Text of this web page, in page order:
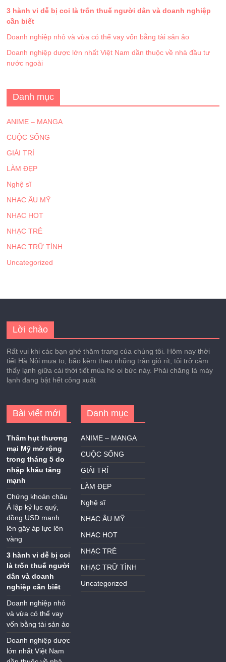
3 hành vi dễ bị coi là trốn thuế người dân và doanh nghiệp
cần biết
Doanh nghiệp nhỏ và vừa có thể vay vốn bằng tài sản ảo
Doanh nghiệp dược lớn nhất Việt Nam dần thuộc về nhà đầu tư
nước ngoài
Danh mục
ANIME – MANGA
CUỘC SỐNG
GIẢI TRÍ
LÀM ĐẸP
Nghệ sĩ
NHẠC ÂU MỸ
NHẠC HOT
NHẠC TRẺ
NHẠC TRỮ TÌNH
Uncategorized
Lời chào
Rất vui khi các bạn ghé thăm trang của chúng tôi. Hôm nay thời
tiết Hà Nội mưa to, bão kèm theo những trận gió rít, tôi trở cảm
thấy lạnh giữa cái thời tiết mùa hè oi bức này. Phải chăng là máy
lạnh đang bật hết công xuất
Bài viết mới
Thâm hụt thương
mại Mỹ mở rộng
trong tháng 5 do
nhập khẩu tăng
mạnh
Chứng khoán châu
Á lập kỷ lục quý,
đồng USD mạnh
lên gây áp lực lên
vàng
3 hành vi dễ bị coi
là trốn thuế người
dân và doanh
nghiệp cần biết
Doanh nghiệp nhỏ
và vừa có thể vay
vốn bằng tài sản ảo
Doanh nghiệp dược
lớn nhất Việt Nam
Danh mục
ANIME – MANGA
CUỘC SỐNG
GIẢI TRÍ
LÀM ĐẸP
Nghệ sĩ
NHẠC ÂU MỸ
NHẠC HOT
NHẠC TRẺ
NHẠC TRỮ TÌNH
Uncategorized